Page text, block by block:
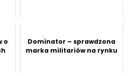
o
Dominator – sprawdzona
marka militariów na rynku